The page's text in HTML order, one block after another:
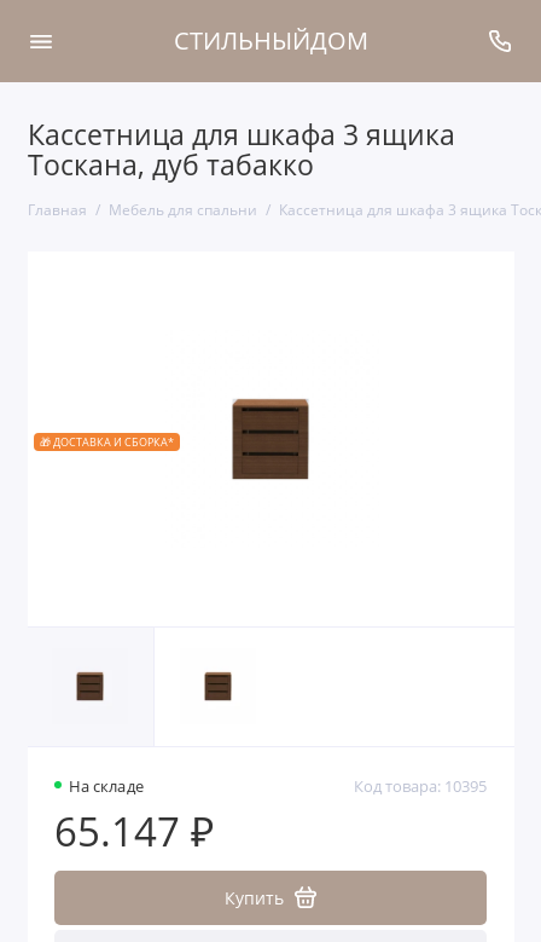
СТИЛЬНЫЙДОМ
Кассетница для шкафа 3 ящика
Тоскана, дуб табакко
Главная Мебель для спальни Кассетница для шкафа 3 ящика
🎁 ДОСТАВКА И СБОРКА*
На складе Код товара: 10395
65.147 ₽
Купить